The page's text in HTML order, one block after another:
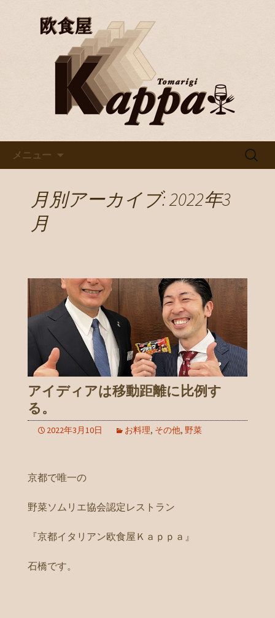
京都・烏丸のイタリアンバル
「欧食屋Kappa」
楽しむならバル「欧食屋Kappa」。野
菜ソムリエの資格を持つオーナーの作
るイタリアンは絶品。ワインブッフェ
などもありカウンターで１人飲みもグ
ループでのご利用も歓迎です。
メニュー
検
月別アーカイブ: 2022年3
月
アイディアは移動距離に比例す
る。
2022年3月10日 お料理, その他, 野菜
京都で唯一の
野菜ソムリエ協会認定レストラン
『京都イタリアン欧食屋Ｋａｐｐａ』
石橋です。